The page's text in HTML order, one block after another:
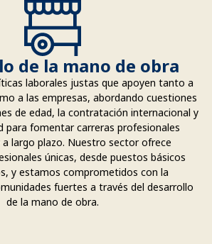
de la mano de obra
laborales justas que apoyen tanto a
a las empresas, abordando cuestiones
de edad, la contratación internacional y
para fomentar carreras profesionales
largo plazo. Nuestro sector ofrece
únicas, desde puestos básicos
y estamos comprometidos con la
fuertes a través del desarrollo
de la mano de obra.